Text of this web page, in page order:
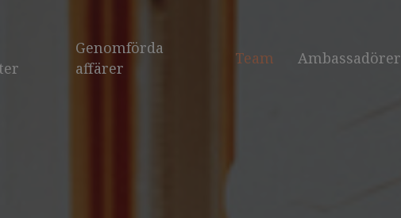
Genomförda
affärer
Team Ambassadörer